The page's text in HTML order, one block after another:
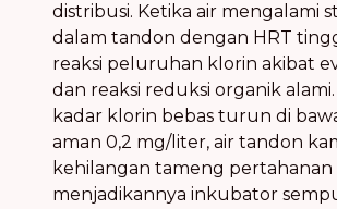
distribusi. Ketika air mengalami
dalam tandon dengan HRT
reaksi peluruhan klorin akibat
dan reaksi reduksi organik
kadar klorin bebas turun di
aman 0,2 mg/liter, air tandon
kehilangan tameng pertahanan
menjadikannya inkubator